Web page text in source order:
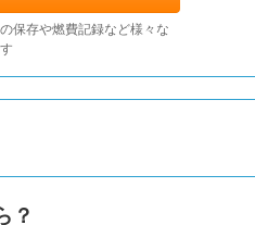
保存や燃費記録など様々な
？